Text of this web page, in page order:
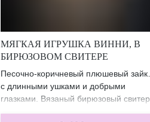
МЯГКАЯ ИГРУШКА ВИННИ, В
БИРЮЗОВОМ СВИТЕРЕ
Песочно‑коричневый плюшевый зайка
с длинными ушками и добрыми
глазками. Вязаный бирюзовый свитер